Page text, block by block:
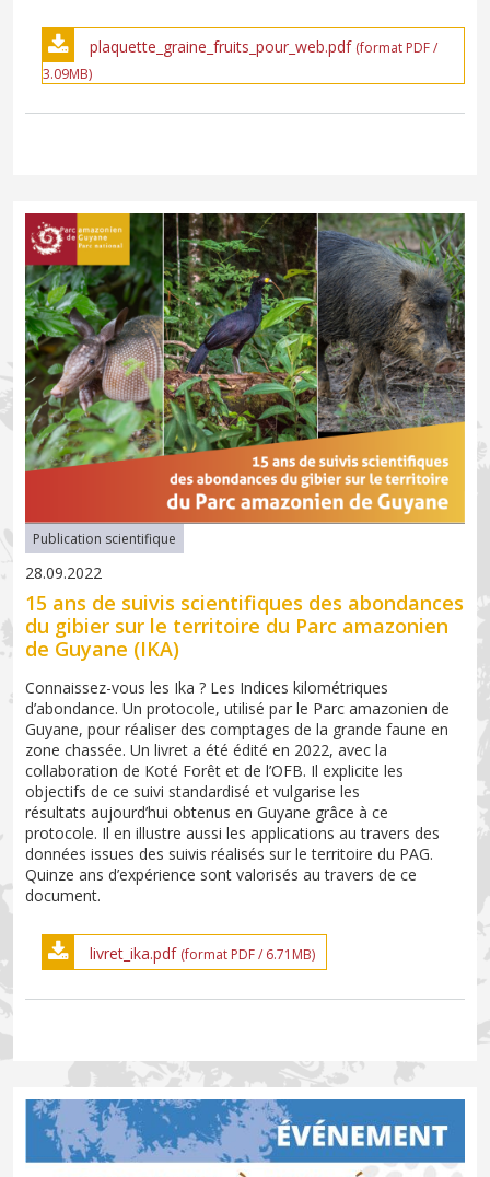
plaquette_graine_fruits_pour_web.pdf (format PDF /
3.09MB)
Publication scientifique
28.09.2022
15 ans de suivis scientifiques des abondances
du gibier sur le territoire du Parc amazonien
de Guyane (IKA)
Connaissez-vous les Ika ? Les Indices kilométriques
d’abondance. Un protocole, utilisé par le Parc amazonien de
Guyane, pour réaliser des comptages de la grande faune en
zone chassée. Un livret a été édité en 2022, avec la
collaboration de Koté Forêt et de l’OFB. Il explicite les
objectifs de ce suivi standardisé et vulgarise les
résultats aujourd’hui obtenus en Guyane grâce à ce
protocole. Il en illustre aussi les applications au travers des
données issues des suivis réalisés sur le territoire du PAG.
Quinze ans d’expérience sont valorisés au travers de ce
document.
livret_ika.pdf (format PDF / 6.71MB)